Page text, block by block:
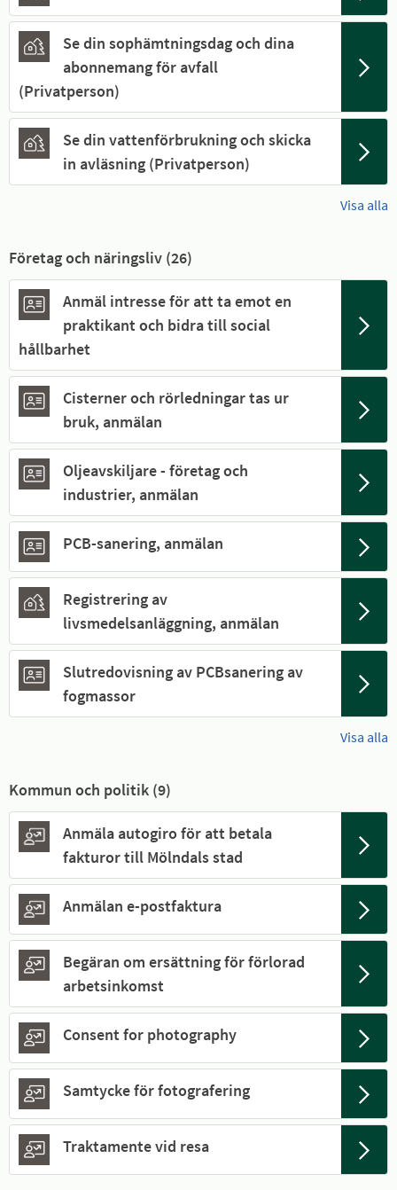
Se din sophämtningsdag och dina
abonnemang för avfall
(Privatperson)
Se din vattenförbrukning och skicka
in avläsning (Privatperson)
Visa alla
Företag och näringsliv (26)
Anmäl intresse för att ta emot en
praktikant och bidra till social
hållbarhet
Cisterner och rörledningar tas ur
bruk, anmälan
Oljeavskiljare - företag och
industrier, anmälan
PCB-sanering, anmälan
Registrering av
livsmedelsanläggning, anmälan
Slutredovisning av PCBsanering av
fogmassor
Visa alla
Kommun och politik (9)
Anmäla autogiro för att betala
fakturor till Mölndals stad
Anmälan e-postfaktura
Begäran om ersättning för förlorad
arbetsinkomst
Consent for photography
Samtycke för fotografering
Traktamente vid resa